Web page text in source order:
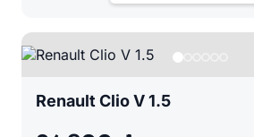
Renault Clio V 1.5